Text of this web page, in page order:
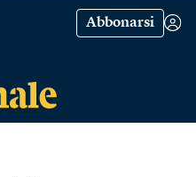
Abbonarsi